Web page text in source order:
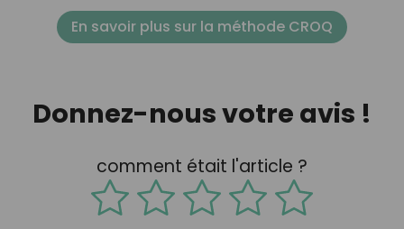
En savoir plus sur la méthode CROQ
Donnez-nous votre avis !
comment était l'article ?